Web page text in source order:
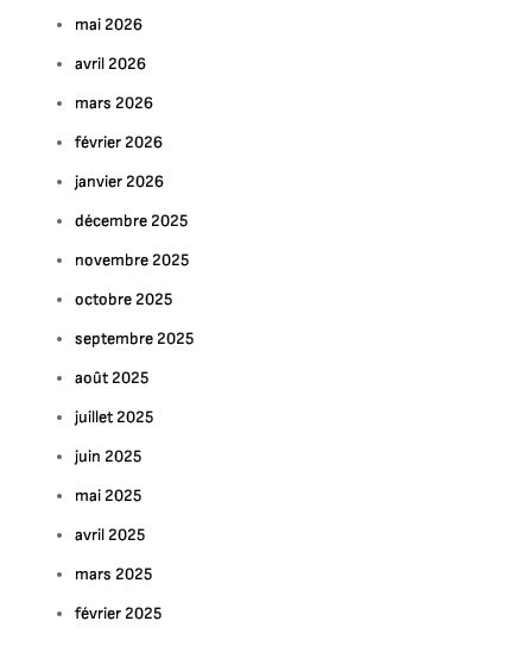
mai 2026
avril 2026
mars 2026
février 2026
janvier 2026
décembre 2025
novembre 2025
octobre 2025
septembre 2025
août 2025
juillet 2025
juin 2025
mai 2025
avril 2025
mars 2025
février 2025